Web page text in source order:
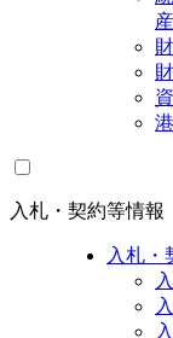
入札・契約等情報
入札・